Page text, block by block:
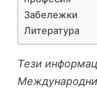
Забележки
Литература
Тези